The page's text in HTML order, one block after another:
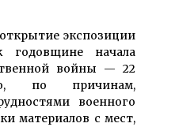
экспозиции
годовщине начала
войны — 22
по причинам,
военного
материалов с мест,